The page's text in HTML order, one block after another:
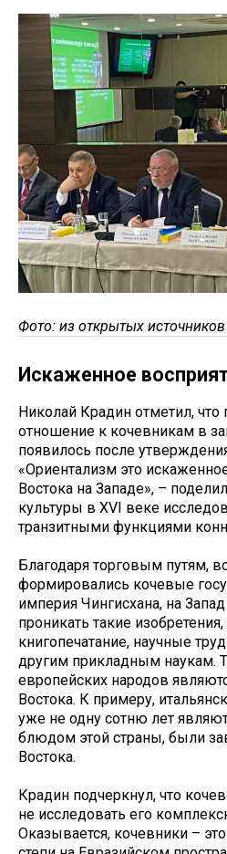
Фото: из открытых источников
Искаженное
Николай Крадин отметил,
отношение к кочевникам в
появилось после
«Ориентализм это
Востока на Западе», –
культуры в XVI веке
транзитными функциями
Благодаря торговым путям,
формировались кочевые
империя Чингисхана, на
проникать такие
книгопечатание, научные
другим прикладным наукам.
европейских народов
Востока. К примеру,
уже не одну сотню лет
блюдом этой страны, были
Востока.
Крадин подчеркнул, что
не исследовать его
Оказывается, кочевники –